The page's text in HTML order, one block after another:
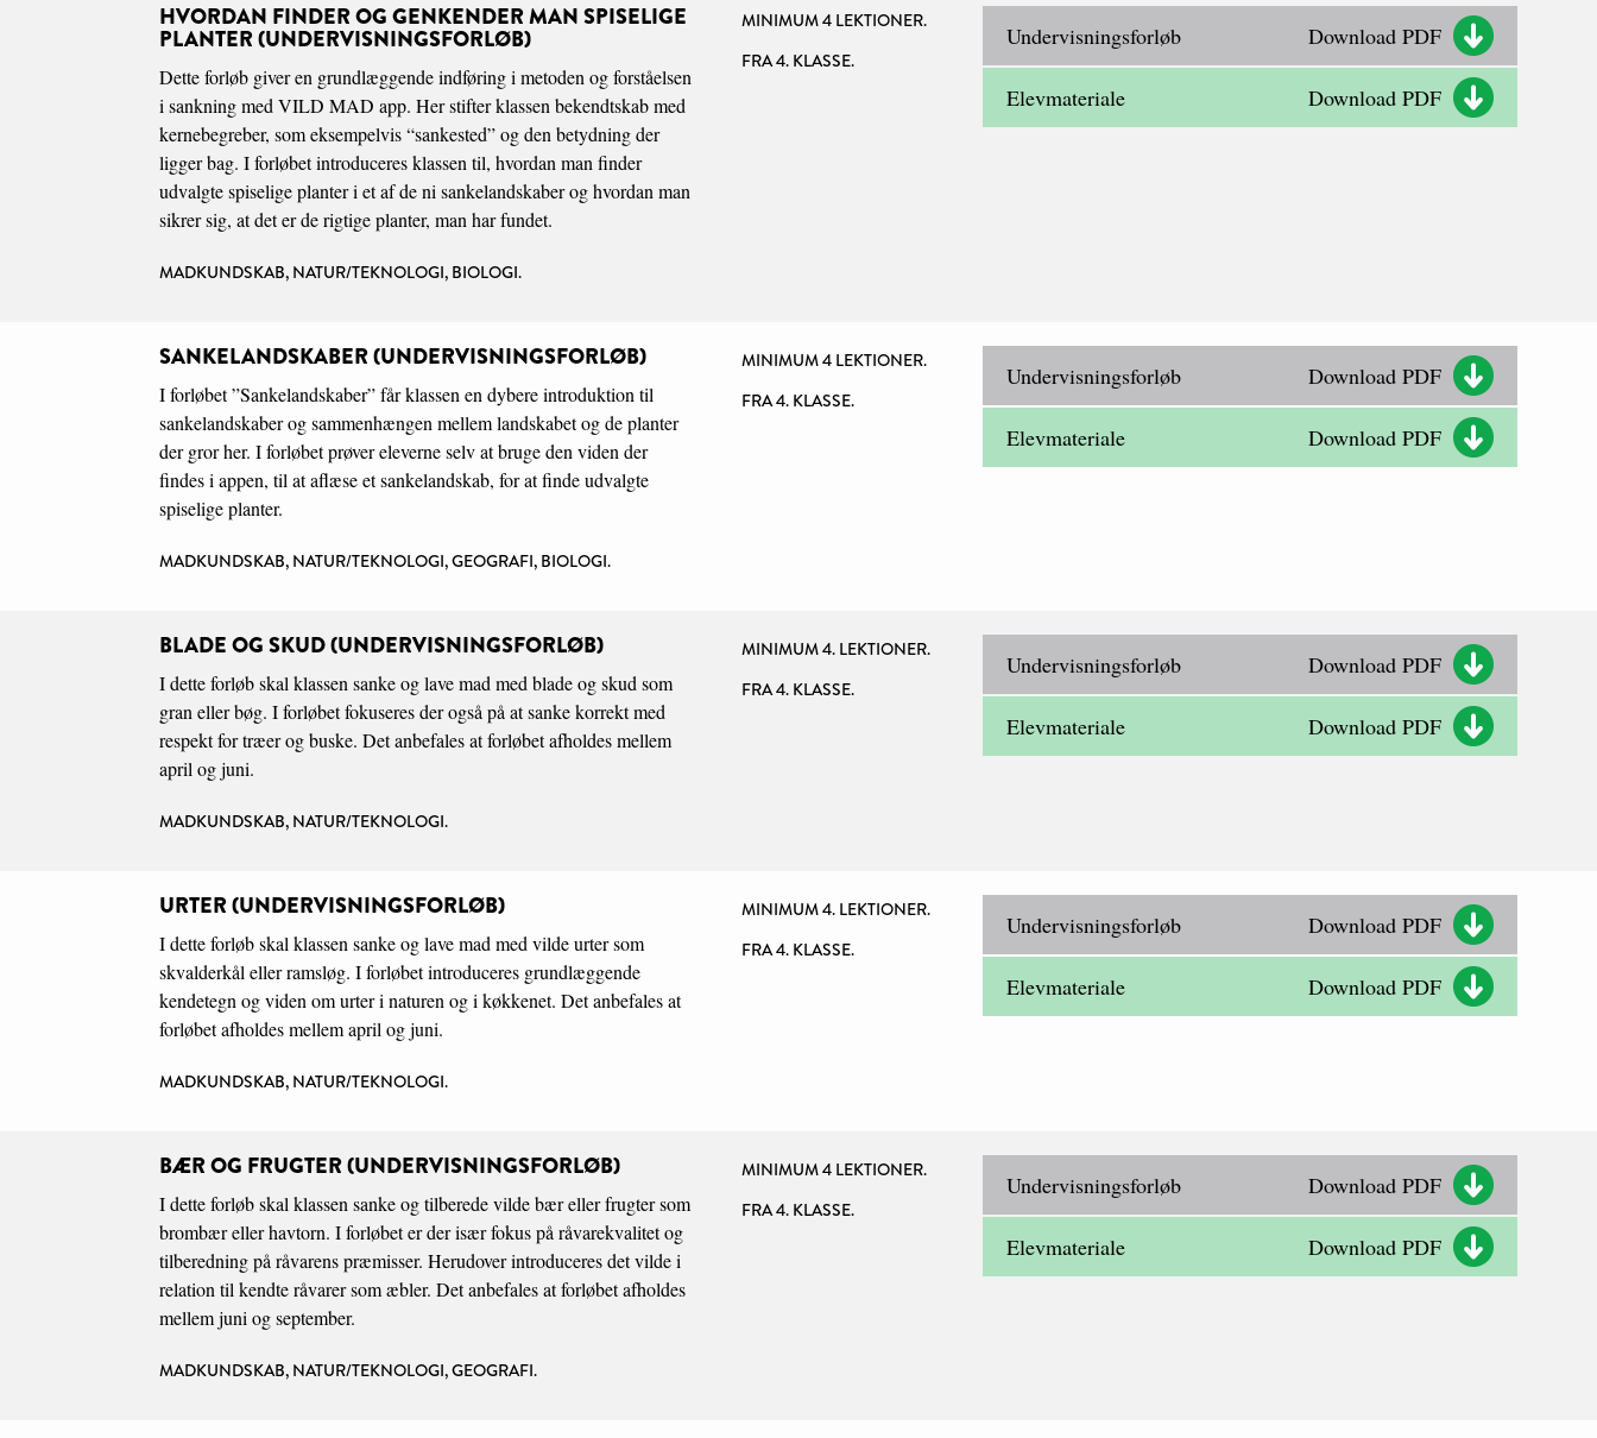
HVORDAN FINDER OG GENKENDER MAN SPISELIGE
PLANTER (UNDERVISNINGSFORLØB)
Dette forløb giver en grundlæggende indføring i metoden og forståelsen
i sankning med VILD MAD app. Her stifter klassen bekendtskab med
kernebegreber, som eksempelvis “sankested” og den betydning der
ligger bag. I forløbet introduceres klassen til, hvordan man finder
udvalgte spiselige planter i et af de ni sankelandskaber og hvordan man
sikrer sig, at det er de rigtige planter, man har fundet.
MADKUNDSKAB, NATUR/TEKNOLOGI, BIOLOGI.
MINIMUM 4 LEKTIONER.
FRA 4. KLASSE.
Undervisningsforløb Download PDF
Elevmateriale Download PDF
SANKELANDSKABER (UNDERVISNINGSFORLØB)
I forløbet ”Sankelandskaber” får klassen en dybere introduktion til
sankelandskaber og sammenhængen mellem landskabet og de planter
der gror her. I forløbet prøver eleverne selv at bruge den viden der
findes i appen, til at aflæse et sankelandskab, for at finde udvalgte
spiselige planter.
MADKUNDSKAB, NATUR/TEKNOLOGI, GEOGRAFI, BIOLOGI.
MINIMUM 4 LEKTIONER.
FRA 4. KLASSE.
Undervisningsforløb Download PDF
Elevmateriale Download PDF
BLADE OG SKUD (UNDERVISNINGSFORLØB)
I dette forløb skal klassen sanke og lave mad med blade og skud som
gran eller bøg. I forløbet fokuseres der også på at sanke korrekt med
respekt for træer og buske. Det anbefales at forløbet afholdes mellem
april og juni.
MADKUNDSKAB, NATUR/TEKNOLOGI.
MINIMUM 4. LEKTIONER.
FRA 4. KLASSE.
Undervisningsforløb Download PDF
Elevmateriale Download PDF
URTER (UNDERVISNINGSFORLØB)
I dette forløb skal klassen sanke og lave mad med vilde urter som
skvalderkål eller ramsløg. I forløbet introduceres grundlæggende
kendetegn og viden om urter i naturen og i køkkenet. Det anbefales at
forløbet afholdes mellem april og juni.
MADKUNDSKAB, NATUR/TEKNOLOGI.
MINIMUM 4. LEKTIONER.
FRA 4. KLASSE.
Undervisningsforløb Download PDF
Elevmateriale Download PDF
BÆR OG FRUGTER (UNDERVISNINGSFORLØB)
I dette forløb skal klassen sanke og tilberede vilde bær eller frugter som
brombær eller havtorn. I forløbet er der især fokus på råvarekvalitet og
tilberedning på råvarens præmisser. Herudover introduceres det vilde i
relation til kendte råvarer som æbler. Det anbefales at forløbet afholdes
mellem juni og september.
MADKUNDSKAB, NATUR/TEKNOLOGI, GEOGRAFI.
MINIMUM 4 LEKTIONER.
FRA 4. KLASSE.
Undervisningsforløb Download PDF
Elevmateriale Download PDF